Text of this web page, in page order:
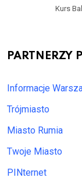
Kurs
PARTNERZY
Informacje
Trójmiasto
Miasto Rumia
Twoje Miasto
PINternet